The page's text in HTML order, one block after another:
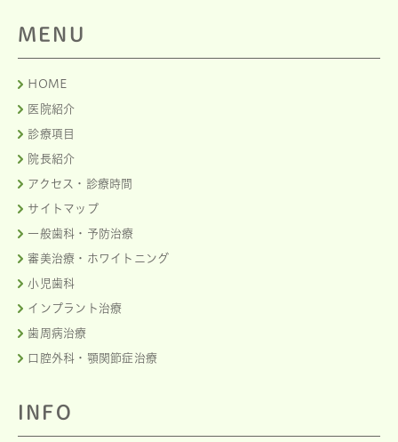
MENU
HOME
医院紹介
診療項目
院長紹介
アクセス・診療時間
サイトマップ
一般歯科・予防治療
審美治療・ホワイトニング
小児歯科
インプラント治療
歯周病治療
口腔外科・顎関節症治療
INFO